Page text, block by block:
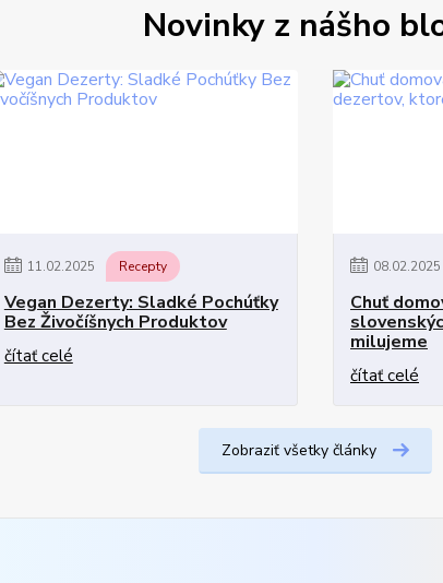
Novinky z nášho
11.02.2025 Recepty
Vegan Dezerty: Sladké Pochúťky
Bez Živočíšnych Produktov
čítať celé
08.02.2025
Chuť
milujeme
čítať celé
Zobraziť všetky články